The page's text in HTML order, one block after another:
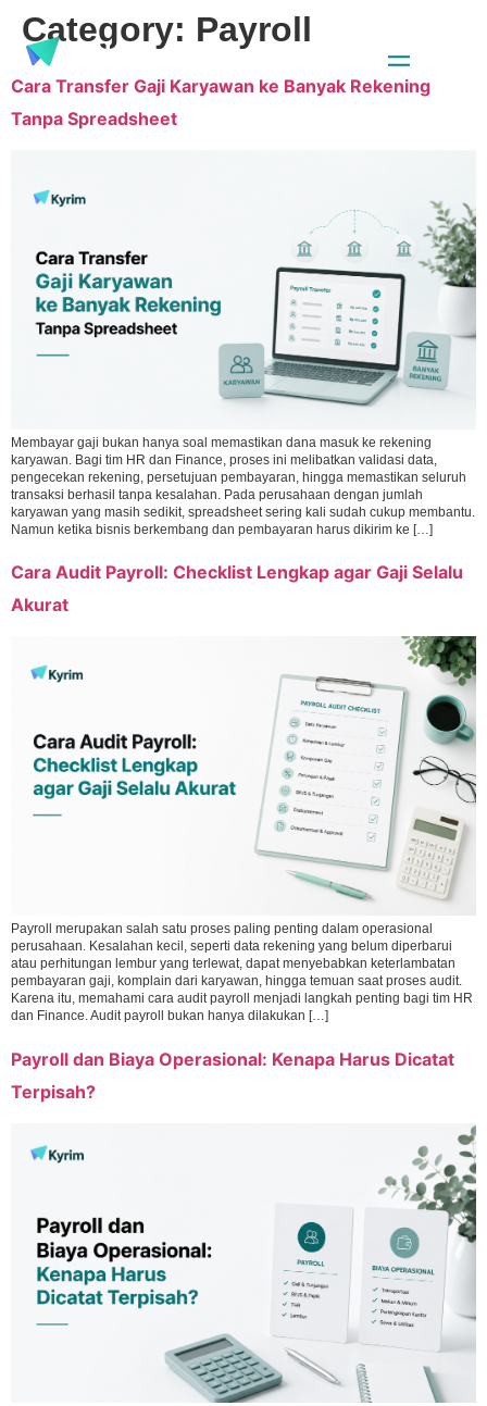
Category: Payroll
Cara Transfer Gaji Karyawan ke Banyak Rekening
Tanpa Spreadsheet
Membayar gaji bukan hanya soal memastikan dana masuk ke rekening
karyawan. Bagi tim HR dan Finance, proses ini melibatkan validasi data,
pengecekan rekening, persetujuan pembayaran, hingga memastikan seluruh
transaksi berhasil tanpa kesalahan. Pada perusahaan dengan jumlah
karyawan yang masih sedikit, spreadsheet sering kali sudah cukup membantu.
Namun ketika bisnis berkembang dan pembayaran harus dikirim ke […]
Cara Audit Payroll: Checklist Lengkap agar Gaji Selalu
Akurat
Payroll merupakan salah satu proses paling penting dalam operasional
perusahaan. Kesalahan kecil, seperti data rekening yang belum diperbarui
atau perhitungan lembur yang terlewat, dapat menyebabkan keterlambatan
pembayaran gaji, komplain dari karyawan, hingga temuan saat proses audit.
Karena itu, memahami cara audit payroll menjadi langkah penting bagi tim HR
dan Finance. Audit payroll bukan hanya dilakukan […]
Payroll dan Biaya Operasional: Kenapa Harus Dicatat
Terpisah?